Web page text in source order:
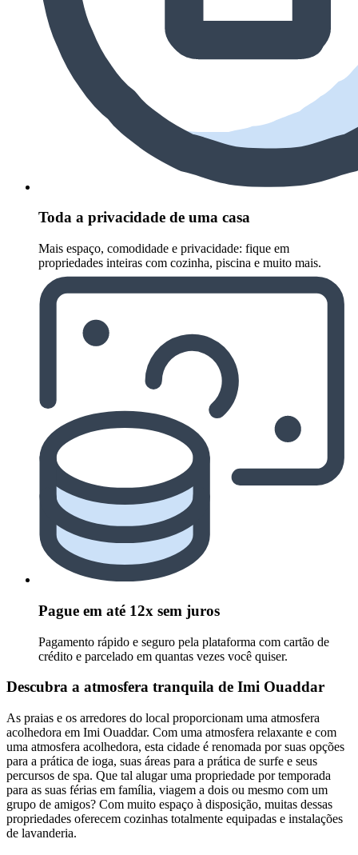
Toda a privacidade de uma casa
Mais espaço, comodidade e privacidade: fique em
propriedades inteiras com cozinha, piscina e muito mais.
Pague em até 12x sem juros
Pagamento rápido e seguro pela plataforma com cartão de
crédito e parcelado em quantas vezes você quiser.
Descubra a atmosfera tranquila de Imi Ouaddar
As praias e os arredores do local proporcionam uma atmosfera
acolhedora em Imi Ouaddar. Com uma atmosfera relaxante e com
uma atmosfera acolhedora, esta cidade é renomada por suas opções
para a prática de ioga, suas áreas para a prática de surfe e seus
percursos de spa. Que tal alugar uma propriedade por temporada
para as suas férias em família, viagem a dois ou mesmo com um
grupo de amigos? Com muito espaço à disposição, muitas dessas
propriedades oferecem cozinhas totalmente equipadas e instalações
de lavanderia.